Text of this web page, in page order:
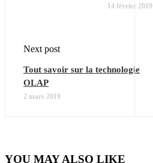
14 février 2019
Next post
Tout savoir sur la technologie
OLAP
2 mars 2019
YOU MAY ALSO LIKE